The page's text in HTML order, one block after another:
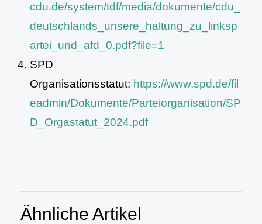
cdu.de/system/tdf/media/dokumente/cdu_
deutschlands_unsere_haltung_zu_linksp
artei_und_afd_0.pdf?file=1
SPD
Organisationsstatut: https://www.spd.de/fil
eadmin/Dokumente/Parteiorganisation/SP
D_Orgastatut_2024.pdf
Ähnliche Artikel